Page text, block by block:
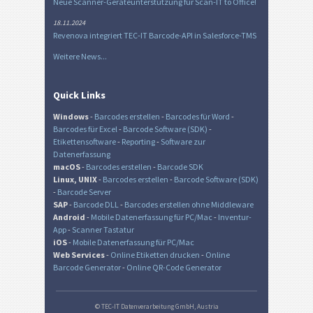
18.11.2024
Revenova integriert TEC-IT Barcode-API in Salesforce-TMS
Weitere News...
Quick Links
Windows- Barcodes erstellen - Barcodes für Word -
Barcodes für Excel- Barcode Software (SDK) -
Etikettensoftware- Reporting- Software zur
Datenerfassung
macOS- Barcodes erstellen - Barcode SDK
Linux, UNIX- Barcodes erstellen - Barcode Software (SDK)
- Barcode Server
SAP- Barcode DLL- Barcodes erstellen ohne Middleware
Android - Mobile Datenerfassung für PC/Mac - Inventur-
App- Scanner Tastatur
iOS- Mobile Datenerfassung für PC/Mac
Web Services- Online Etiketten drucken - Online
Barcode Generator- Online QR-Code Generator
© TEC-IT Datenverarbeitung GmbH, Austria